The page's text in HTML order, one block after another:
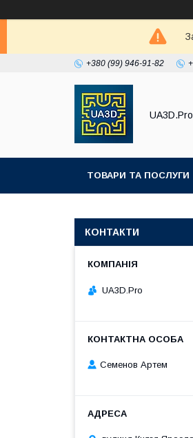
+380 (99) 946-91-82
UA3D.Pro
ТОВАРИ ТА ПОСЛУГИ
КОНТАКТИ
UA3D.Pro
Семенов Артем